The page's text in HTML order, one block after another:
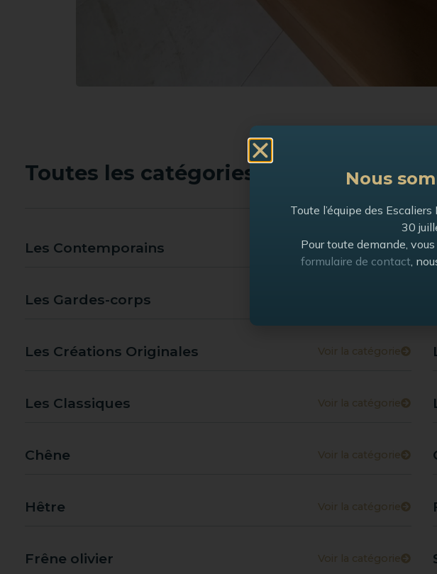
Toutes les catégories :
Les Contemporains Voir la catégorie
Les Gardes-corps
Les Créations Originales Voir la catégorie
Les Classiques Voir la catégorie
Chêne Voir la catégorie
Hêtre Voir la catégorie
Frêne olivier Voir la catégorie
Nous
Toute l’équipe des
30
Pour toute demande,
formulaire de contact ,